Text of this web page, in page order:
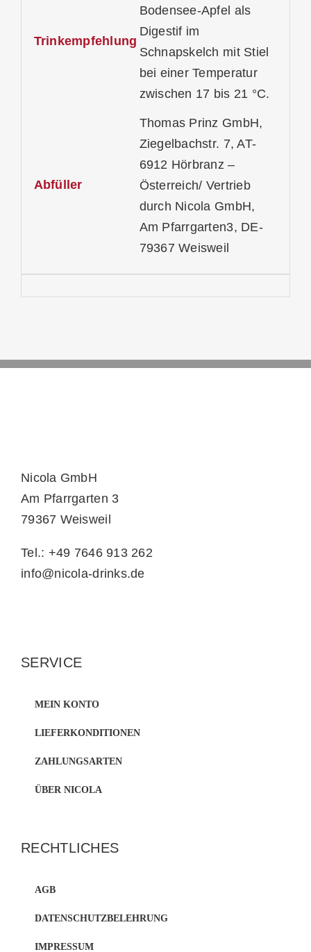
Trinkempfehlung
Bodensee-Apfel als
Digestif im
Schnapskelch mit Stiel
bei einer Temperatur
zwischen 17 bis 21 °C.
Abfüller
Thomas Prinz GmbH,
Ziegelbachstr. 7, AT-
6912 Hörbranz –
Österreich/ Vertrieb
durch Nicola GmbH,
Am Pfarrgarten3, DE-
79367 Weisweil
Nicola GmbH
Am Pfarrgarten 3
79367 Weisweil
Tel.: +49 7646 913 262
info@nicola-drinks.de
SERVICE
MEIN KONTO
LIEFERKONDITIONEN
ZAHLUNGSARTEN
ÜBER NICOLA
RECHTLICHES
AGB
DATENSCHUTZBELEHRUNG
IMPRESSUM